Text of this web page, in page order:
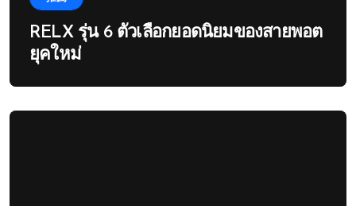
RELX รุ่น 6 ตัวเลือกยอดนิยมของสายพอต
ยุคใหม่